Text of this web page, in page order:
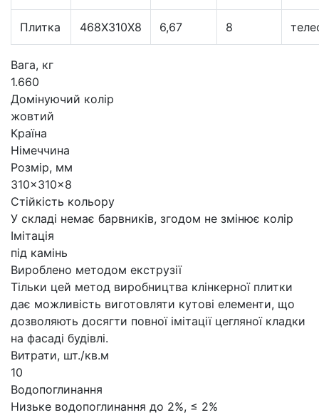
Плитка 468Х310Х8 6,67 8
Вага, кг
1.660
Домінуючий колір
жовтий
Країна
Німеччина
Розмір, мм
310×310×8
Стійкість кольору
У складі немає барвників, згодом не змінює колір
Імітація
під камінь
Вироблено методом екструзії
Тільки цей метод виробництва клінкерної плитки
дає можливість виготовляти кутові елементи, що
дозволяють досягти повної імітації цегляної кладки
на фасаді будівлі.
Витрати, шт./кв.м
10
Водопоглинання
Низьке водопоглинання до 2%, ≤ 2%